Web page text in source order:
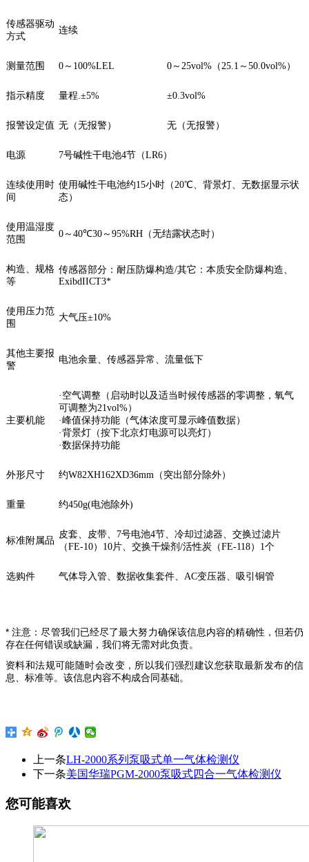
传感器驱动
方式
连续
测量范围 0 ～ 100%LEL 0 ～ 25vol% （ 25.1 ～ 50.0vol%）
指示精度 量程 .±5% ±0.3vol%
报警设定值 无（无报警） 无（无报警）
电源 7号碱性干电池4节（LR6）
连续使用时
间
使用碱性干电池约15小时（ 20℃、背景灯、无数据显示状
态）
使用温湿度
范围
0 ～ 40℃30 ～ 95%RH （无结露状态时）
构造、规格
等
传感器部分：耐压防爆构造/其它：本质安全防爆构造、
ExibdIICT3*
使用压力范
围
大气压±10%
其他主要报
警
电池余量、传感器异常、流量低下
主要机能
· 空气调整（启动时以及适当时候传感器的零调整，氧气
可调整为21vol%）
·峰值保持功能（气体浓度可显示峰值数据）
·背景灯（按下北京灯电源可以亮灯）
·数据保持功能
外形尺寸 约W82XH162XD36mm （突出部分除外）
重量 约450g(电池除外)
标准附属品
皮套、皮带、 7号电池4节、冷却过滤器、交换过滤片
（FE-10） 10片、交换干燥剂 /活性炭（FE-118） 1 个
选购件 气体导入管、数据收集套件、 AC变压器、吸引铜管
* 注意：尽管我们已经尽了最大努力确保该信息内容的精确性，但若仍
存在任何错误或缺漏，我们将无需对此负责。
资料和法规可能随时会改变，所以我们强烈建议您获取最新发布的信
息、标准等。该信息内容不构成合同基础。
上一条LH-2000系列泵吸式单一气体检测仪
下一条美国华瑞PGM-2000泵吸式四合一气体检测仪
您可能喜欢